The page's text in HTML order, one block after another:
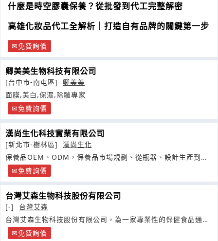
什麼是時空膠囊保養？從批發到代工完整解密
高雄化妝品代工全解析｜打造自有品牌的關鍵第一步
免費詢價
卿美美生物科技有限公司
[台中市-南屯區]
卿美美
面膜,美白,保濕,除皺專家
免費詢價
漢尚生化科技實業有限公司
[新北市-樹林區]
漢尚生化
保養品OEM、ODM，保養品市場規劃、從瓶器、設計生產到通
路建議一條龍服務
免費詢價
台灣艾森生物科技股份有限公司
[-]
台灣艾森
台灣艾森生物科技股份有限公司，為一家專業性的保健食品通路
行銷公司
免費詢價